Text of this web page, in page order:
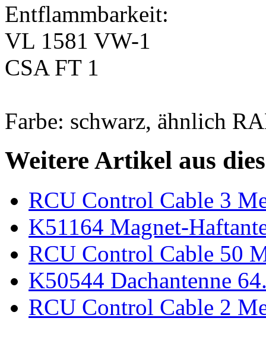
Entflammbarkeit:
VL 1581 VW-1
CSA FT 1
Farbe: schwarz, ähnlich
Weitere Artikel aus
RCU Control Cable 3
K51164 Magnet-
RCU Control Cable 50
K50544 Dachantenne
RCU Control Cable 2